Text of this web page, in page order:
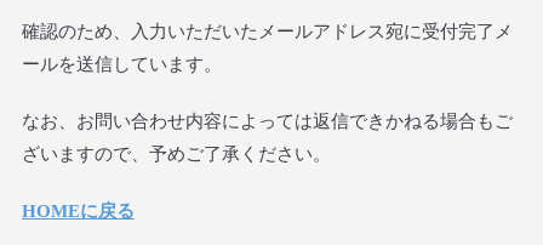
確認のため、入力いただいたメールアドレス宛に受付完了メ
ールを送信しています。
なお、お問い合わせ内容によっては返信できかねる場合もご
ざいますので、予めご了承ください。
HOMEに戻る